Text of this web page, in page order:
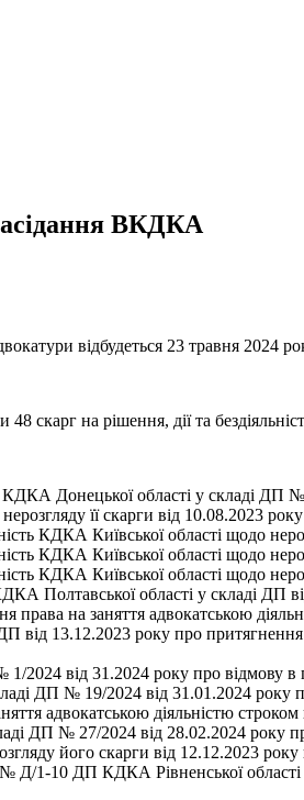
ВКДКА
відбудеться 23 травня 2024
скарг на рішення, дії та
Донецької області у складі ДП
її скарги від 10.08.2023
КДКА Київської області щодо
КДКА Київської області щодо
КДКА Київської області щодо
Полтавської області у складі ДП
права на заняття адвокатською
13.12.2023 року про
від 31.2024 року про відмову в
ДП № 19/2024 від 31.01.2024 року
адвокатською діяльністю строком
ДП № 27/2024 від 28.02.2024 року
його скарги від 12.12.2023
1-10 ДП КДКА Рівненської